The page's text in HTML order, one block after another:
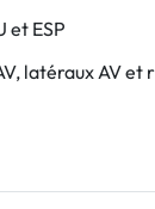
et ESP
latéraux AV et